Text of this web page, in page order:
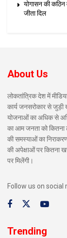
योगासन की
जीता दिल
About Us
लोकतांत्रिक देश में
कार्य जनसरोकार से
योजनाओं का अधिक से
का आम जनता को कितना
की समस्याओं का
की अपेक्षाओं पर कितना
पर मिलेंगी।
Follow us on social
Trending